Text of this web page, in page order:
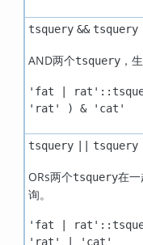
tsquery && tsquery
AND两个tsquery，
'fat |
'rat' ) & 'cat'
tsquery tsquery
ORs两个tsquery在一
询。
'fat |
'rat' | 'cat'